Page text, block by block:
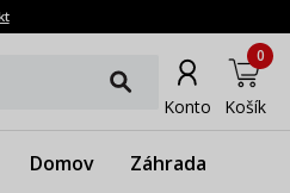
Konto Košík
0
Domov Záhrada